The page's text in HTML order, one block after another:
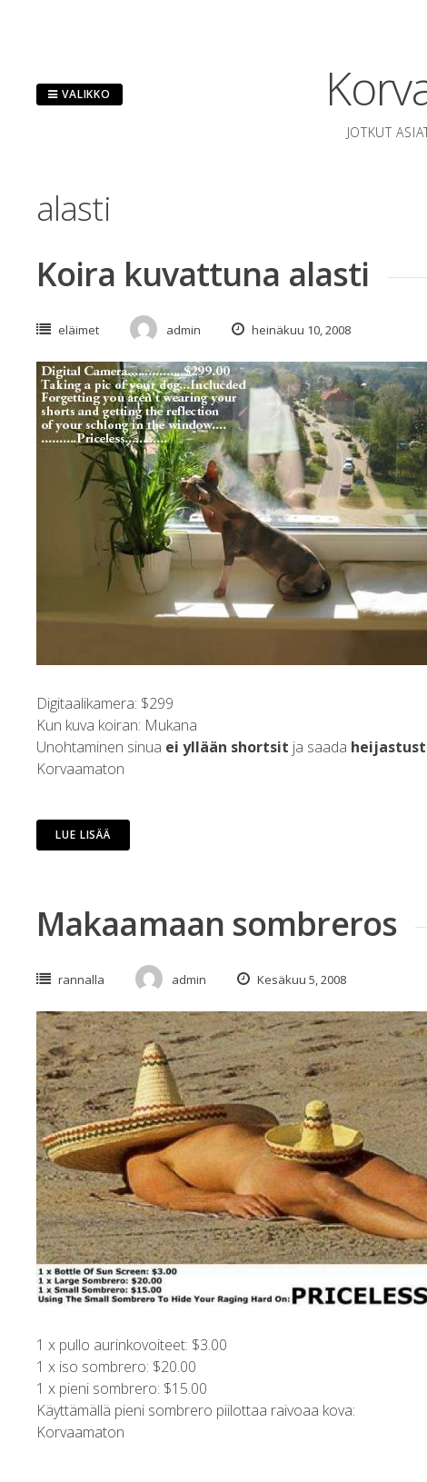
JOTKUT
VALIKKO
alasti
Koira kuvattuna alasti
eläimet admin heinäkuu 10, 2008
Digitaalikamera: $299
Kun kuva koiran: Mukana
Unohtaminen sinua ei yllään shortsit ja saada
Korvaamaton
LUE LISÄÄ
Makaamaan sombreros
rannalla admin Kesäkuu 5, 2008
1 x pullo aurinkovoiteet: $3.00
1 x iso sombrero: $20.00
1 x pieni sombrero: $15.00
Käyttämällä pieni sombrero piilottaa raivoaa kova:
Korvaamaton